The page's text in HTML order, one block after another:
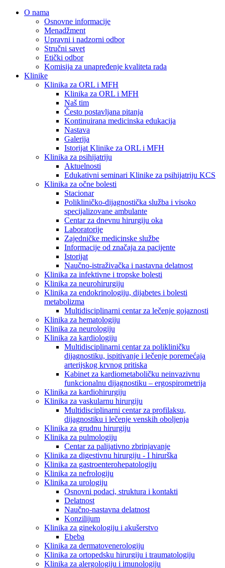
O nama
Osnovne informacije
Menadžment
Upravni i nadzorni odbor
Stručni savet
Etički odbor
Komisija za unapređenje kvaliteta rada
Klinike
Klinika za ORL i MFH
Klinika za ORL i MFH
Naš tim
Često postavljana pitanja
Kontinuirana medicinska edukacija
Nastava
Galerija
Istorijat Klinike za ORL i MFH
Klinika za psihijatriju
Aktuelnosti
Edukativni seminari Klinike za psihijatriju KCS
Klinika za očne bolesti
Stacionar
Polikliničko-dijagnostička služba i visoko
specijalizovane ambulante
Centar za dnevnu hirurgiju oka
Laboratorije
Zajedničke medicinske službe
Informacije od značaja za pacijente
Istorijat
Naučno-istraživačka i nastavna delatnost
Klinika za infektivne i tropske bolesti
Klinika za neurohirurgiju
Klinika za endokrinologiju, dijabetes i bolesti
metabolizma
Multidisciplinarni centar za lečenje gojaznosti
Klinika za hematologiju
Klinika za neurologiju
Klinika za kardiologiju
Multidisciplinarni centar za polikliničku
dijagnostiku, ispitivanje i lečenje poremećaja
arterijskog krvnog pritiska
Kabinet za kardiometaboličku neinvazivnu
funkcionalnu dijagnostiku – ergospirometrija
Klinika za kardiohirurgiju
Klinika za vaskularnu hirurgiju
Multidisciplinarni centar za profilaksu,
dijagnostiku i lečenje venskih oboljenja
Klinika za grudnu hirurgiju
Klinika za pulmologiju
Centar za palijativno zbrinjavanje
Klinika za digestivnu hirurgiju - I hirurška
Klinika za gastroenterohepatologiju
Klinika za nefrologiju
Klinika za urologiju
Osnovni podaci, struktura i kontakti
Delatnost
Naučno-nastavna delatnost
Konzilijum
Klinika za ginekologiju i akušerstvo
Ebeba
Klinika za dermatovenerologiju
Klinika za ortopedsku hirurgiju i traumatologiju
Klinika za alergologiju i imunologiju